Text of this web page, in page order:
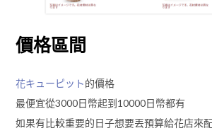
價格區間
花キューピット的價格
最便宜從3000日幣起到10000日幣都有
如果有比較重要的日子想要丟預算給花店來